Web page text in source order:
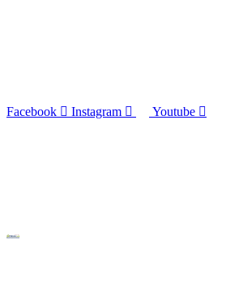
Facebook Instagram Youtube